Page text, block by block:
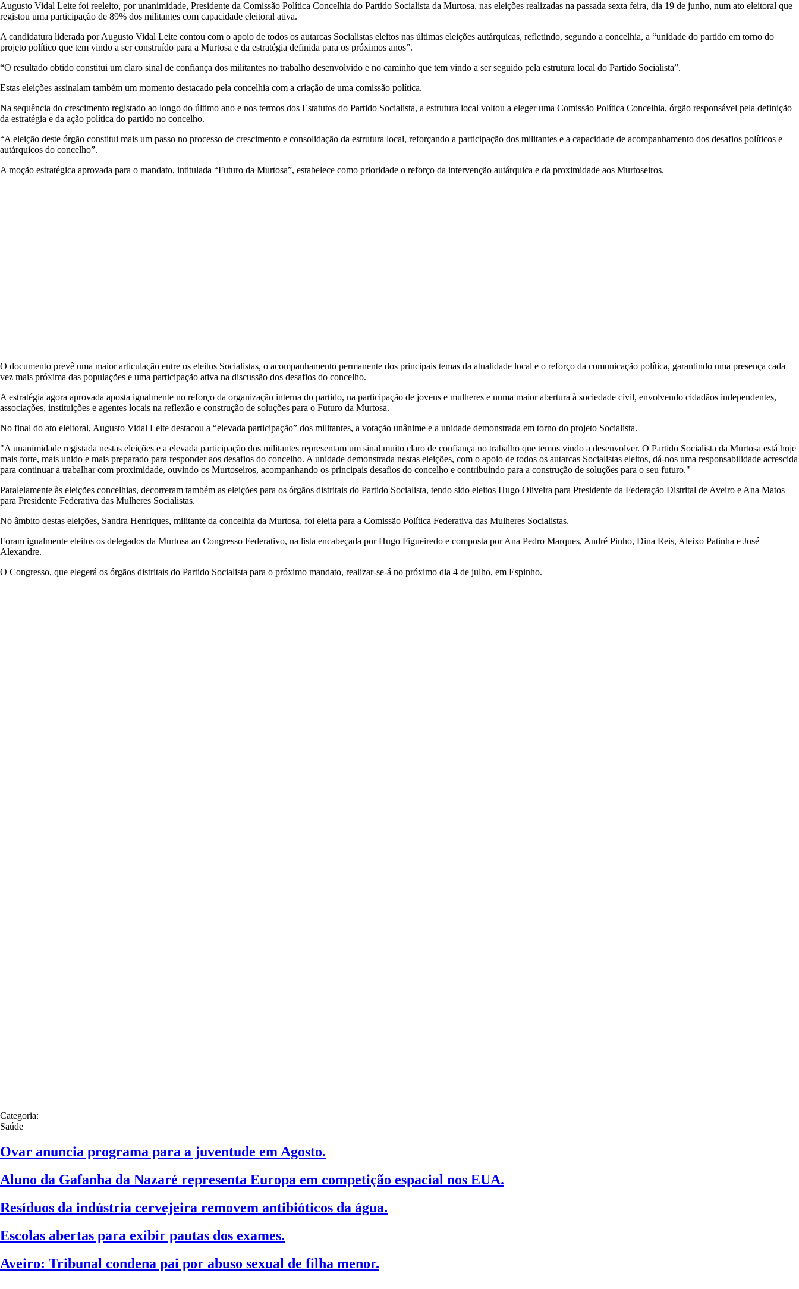
Augusto Vidal Leite foi reeleito, por unanimidade, Presidente da Comissão Política Concelhia do Partido Socialista da Murtosa, nas eleições realizadas na passada sexta feira, dia 19 de junho, num ato eleitoral que
registou uma participação de 89% dos militantes com capacidade eleitoral ativa.
A candidatura liderada por Augusto Vidal Leite contou com o apoio de todos os autarcas Socialistas eleitos nas últimas eleições autárquicas, refletindo, segundo a concelhia, a “unidade do partido em torno do
projeto político que tem vindo a ser construído para a Murtosa e da estratégia definida para os próximos anos”.
“O resultado obtido constitui um claro sinal de confiança dos militantes no trabalho desenvolvido e no caminho que tem vindo a ser seguido pela estrutura local do Partido Socialista”.
Estas eleições assinalam também um momento destacado pela concelhia com a criação de uma comissão política.
Na sequência do crescimento registado ao longo do último ano e nos termos dos Estatutos do Partido Socialista, a estrutura local voltou a eleger uma Comissão Política Concelhia, órgão responsável pela definição
da estratégia e da ação política do partido no concelho.
“A eleição deste órgão constitui mais um passo no processo de crescimento e consolidação da estrutura local, reforçando a participação dos militantes e a capacidade de acompanhamento dos desafios políticos e
autárquicos do concelho”.
A moção estratégica aprovada para o mandato, intitulada “Futuro da Murtosa”, estabelece como prioridade o reforço da intervenção autárquica e da proximidade aos Murtoseiros.
O documento prevê uma maior articulação entre os eleitos Socialistas, o acompanhamento permanente dos principais temas da atualidade local e o reforço da comunicação política, garantindo uma presença cada
vez mais próxima das populações e uma participação ativa na discussão dos desafios do concelho.
A estratégia agora aprovada aposta igualmente no reforço da organização interna do partido, na participação de jovens e mulheres e numa maior abertura à sociedade civil, envolvendo cidadãos independentes,
associações, instituições e agentes locais na reflexão e construção de soluções para o Futuro da Murtosa.
No final do ato eleitoral, Augusto Vidal Leite destacou a “elevada participação” dos militantes, a votação unânime e a unidade demonstrada em torno do projeto Socialista.
"A unanimidade registada nestas eleições e a elevada participação dos militantes representam um sinal muito claro de confiança no trabalho que temos vindo a desenvolver. O Partido Socialista da Murtosa está hoje
mais forte, mais unido e mais preparado para responder aos desafios do concelho. A unidade demonstrada nestas eleições, com o apoio de todos os autarcas Socialistas eleitos, dá-nos uma responsabilidade acrescida
para continuar a trabalhar com proximidade, ouvindo os Murtoseiros, acompanhando os principais desafios do concelho e contribuindo para a construção de soluções para o seu futuro."
Paralelamente às eleições concelhias, decorreram também as eleições para os órgãos distritais do Partido Socialista, tendo sido eleitos Hugo Oliveira para Presidente da Federação Distrital de Aveiro e Ana Matos
para Presidente Federativa das Mulheres Socialistas.
No âmbito destas eleições, Sandra Henriques, militante da concelhia da Murtosa, foi eleita para a Comissão Política Federativa das Mulheres Socialistas.
Foram igualmente eleitos os delegados da Murtosa ao Congresso Federativo, na lista encabeçada por Hugo Figueiredo e composta por Ana Pedro Marques, André Pinho, Dina Reis, Aleixo Patinha e José
Alexandre.
O Congresso, que elegerá os órgãos distritais do Partido Socialista para o próximo mandato, realizar-se-á no próximo dia 4 de julho, em Espinho.
Categoria:
Saúde
Ovar anuncia programa para a juventude em Agosto.
Aluno da Gafanha da Nazaré representa Europa em competição espacial nos EUA.
Resíduos da indústria cervejeira removem antibióticos da água.
Escolas abertas para exibir pautas dos exames.
Aveiro: Tribunal condena pai por abuso sexual de filha menor.